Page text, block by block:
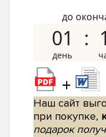
до
01
+
Наш сайт
при покупке,
подарок